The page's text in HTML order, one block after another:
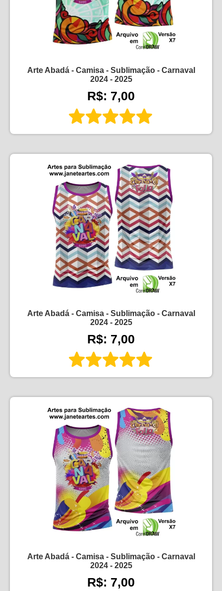
Arte Abadá - Camisa - Sublimação - Carnaval
2024 - 2025
R$: 7,00
Arte Abadá - Camisa - Sublimação - Carnaval
2024 - 2025
R$: 7,00
Arte Abadá - Camisa - Sublimação - Carnaval
2024 - 2025
R$: 7,00